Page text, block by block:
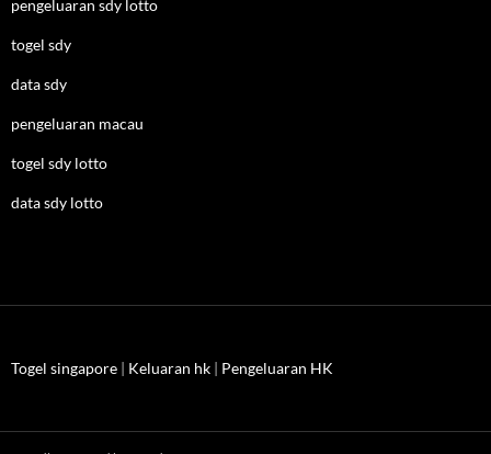
pengeluaran sdy lotto
togel sdy
data sdy
pengeluaran macau
togel sdy lotto
data sdy lotto
Togel singapore | Keluaran hk | Pengeluaran HK